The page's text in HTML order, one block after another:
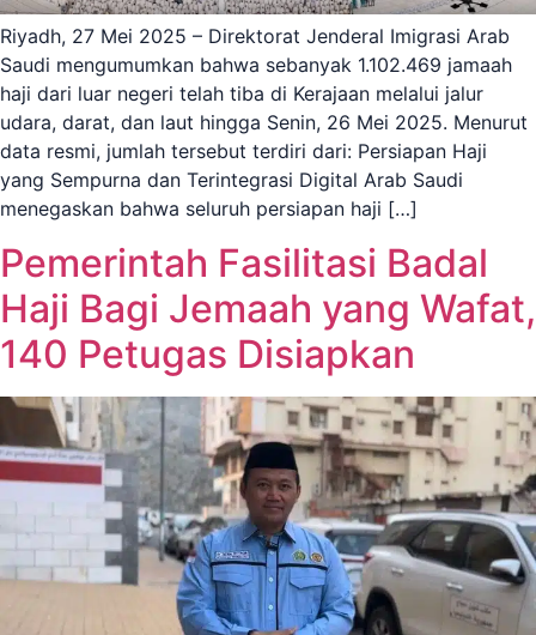
Riyadh, 27 Mei 2025 – Direktorat Jenderal Imigrasi Arab
Saudi mengumumkan bahwa sebanyak 1.102.469 jamaah
haji dari luar negeri telah tiba di Kerajaan melalui jalur
udara, darat, dan laut hingga Senin, 26 Mei 2025. Menurut
data resmi, jumlah tersebut terdiri dari: Persiapan Haji
yang Sempurna dan Terintegrasi Digital Arab Saudi
menegaskan bahwa seluruh persiapan haji […]
Pemerintah Fasilitasi Badal
Haji Bagi Jemaah yang Wafat,
140 Petugas Disiapkan